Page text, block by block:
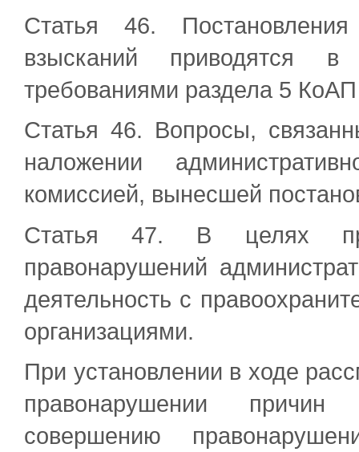
Статья 46.
взысканий приводятся
требованиями раздела 5
Статья 46. Вопросы,
наложении
комиссией, вынесшей
Статья 47. В целях
правонарушений
деятельность с
организациями.
При установлении в ходе
правонарушении
совершению